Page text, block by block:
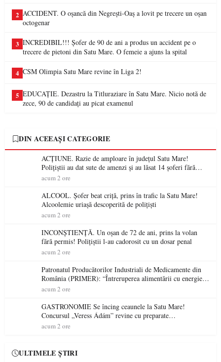
2 ACCIDENT. O oșancă din Negrești-Oaș a lovit pe trecere un oșan
octogenar
3 INCREDIBIL!!! Șofer de 90 de ani a produs un accident pe o
trecere de pietoni din Satu Mare. O femeie a ajuns la spital
4 CSM Olimpia Satu Mare revine în Liga 2!
5 EDUCAȚIE. Dezastru la Titluraziare în Satu Mare. Nicio notă de
zece, 90 de candidați au picat examenul
DIN ACEEAȘI CATEGORIE
ACȚIUNE. Razie de amploare în județul Satu Mare!
Polițiștii au dat sute de amenzi și au lăsat 14 șoferi fără
permis într-o singură zi
acum 2 ore
ALCOOL. Șofer beat criță, prins în trafic la Satu Mare!
Alcoolemie uriașă descoperită de polițiști
acum 2 ore
INCONȘTIENȚĂ. Un oșan de 72 de ani, prins la volan
fără permis! Polițiștii l-au cadorosit cu un dosar penal
acum 2 ore
Patronatul Producătorilor Industriali de Medicamente din
România (PRIMER): “Întreruperea alimentării cu energie
electrică a fabricilor de medicamente va pune în pericol
acum 2 ore
GASTRONOMIE Se încing ceaunele la Satu Mare!
Concursul „Veress Ádám” revine cu preparate
spectaculoase, premii și un jurat de renume
acum 2 ore
ULTIMELE ȘTIRI